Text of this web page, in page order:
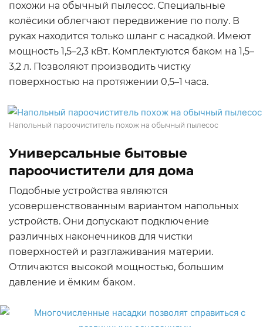
похожи на обычный пылесос. Специальные
колёсики облегчают передвижение по полу. В
руках находится только шланг с насадкой. Имеют
мощность 1,5–2,3 кВт. Комплектуются баком на 1,5–
3,2 л. Позволяют производить чистку
поверхностью на протяжении 0,5–1 часа.
Напольный пароочиститель похож на обычный пылесос
Универсальные бытовые
пароочистители для дома
Подобные устройства являются
усовершенствованным вариантом напольных
устройств. Они допускают подключение
различных наконечников для чистки
поверхностей и разглаживания материи.
Отличаются высокой мощностью, большим
давление и ёмким баком.